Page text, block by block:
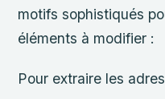
motifs sophistiqués
éléments à modifier :
Pour extraire les